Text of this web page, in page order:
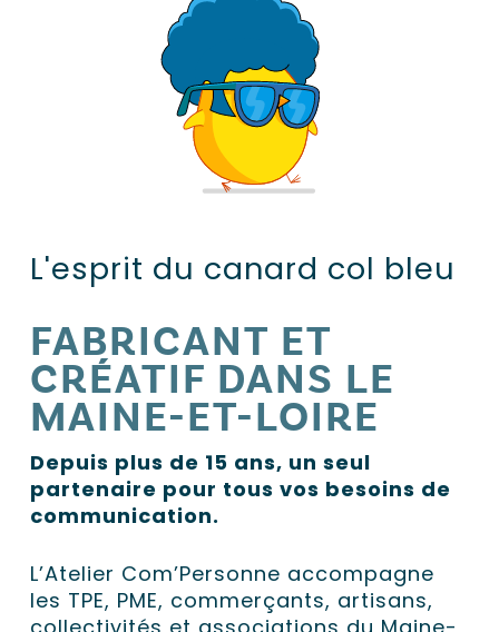
L'esprit du canard col bleu
FABRICANT ET
CRÉATIF DANS LE
MAINE-ET-LOIRE
Depuis plus de 15 ans, un seul
partenaire pour tous vos besoins de
communication.
L’Atelier Com’Personne accompagne
les TPE, PME, commerçants, artisans,